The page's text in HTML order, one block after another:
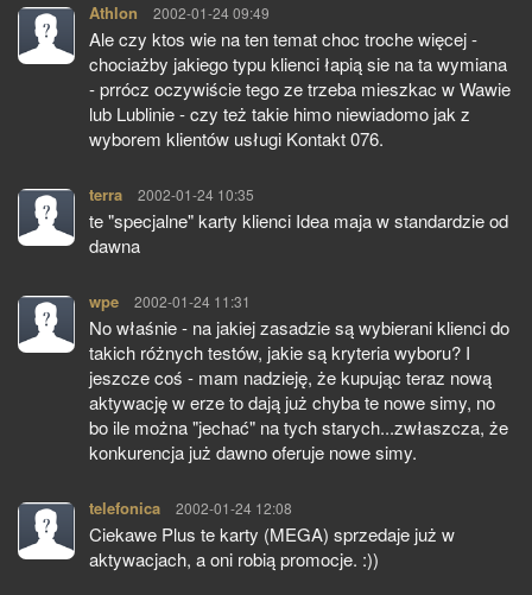
Athlon pisze:
2002-01-24 09:49
Ale czy ktos wie na ten temat choc troche więcej -
chociażby jakiego typu klienci łapią sie na ta wymiana
- prrócz oczywiście tego ze trzeba mieszkac w Wawie
lub Lublinie - czy też takie himo niewiadomo jak z
wyborem klientów usługi Kontakt 076.
terra pisze:
2002-01-24 10:35
te "specjalne" karty klienci Idea maja w standardzie od
dawna
wpe pisze:
2002-01-24 11:31
No właśnie - na jakiej zasadzie są wybierani klienci do
takich różnych testów, jakie są kryteria wyboru? I
jeszcze coś - mam nadzieję, że kupując teraz nową
aktywację w erze to dają już chyba te nowe simy, no
bo ile można "jechać" na tych starych...zwłaszcza, że
konkurencja już dawno oferuje nowe simy.
telefonica pisze:
2002-01-24 12:08
Ciekawe Plus te karty (MEGA) sprzedaje już w
aktywacjach, a oni robią promocje. :))